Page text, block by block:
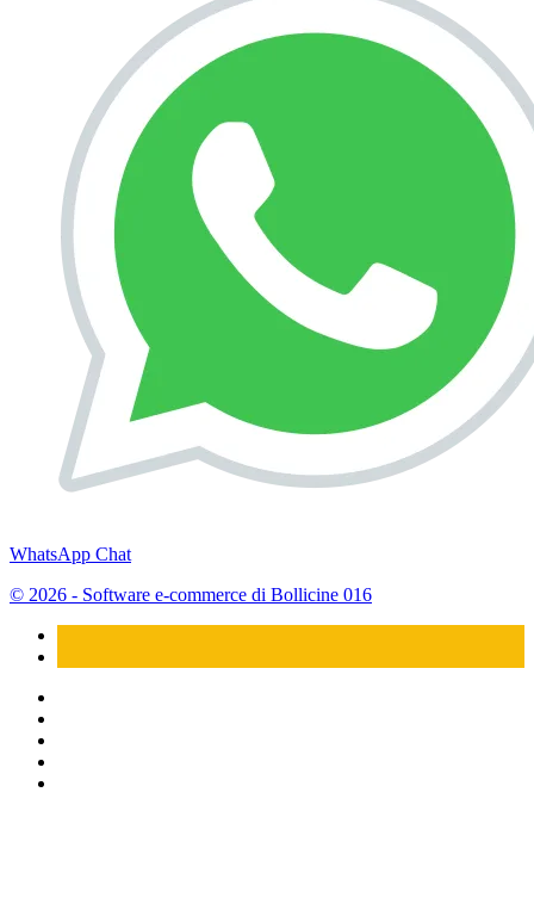
WhatsApp Chat
© 2026 - Software e-commerce di Bollicine 016